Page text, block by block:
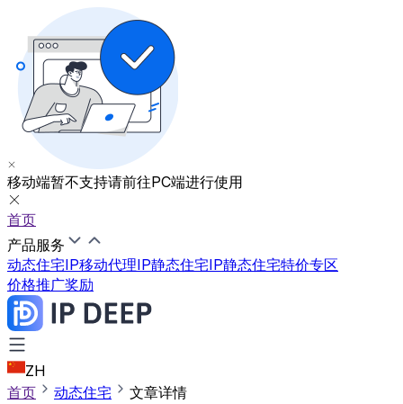
移动端暂不支持请前往PC端进行使用
首页
产品服务
动态住宅IP移动代理IP静态住宅IP静态住宅特价专区
价格推广奖励
ZH
首页
动态住宅 文章详情